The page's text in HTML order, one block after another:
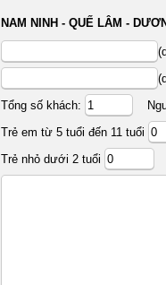
NAM NINH - QUẾ LÂM -
Tổng số khách:
Trẻ em từ 5 tuổi đến 11 tuổi
Trẻ nhỏ dưới 2 tuổi